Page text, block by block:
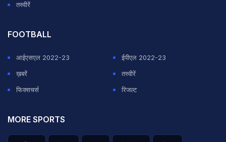
तस्वीरें
FOOTBALL
आईएसएल 2022-23
ईपीएल 2022-23
ख़बरें
तस्वीरें
फिक्सचर्स
रिजल्ट
MORE SPORTS